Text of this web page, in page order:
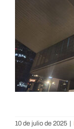
10 de julio de 2025